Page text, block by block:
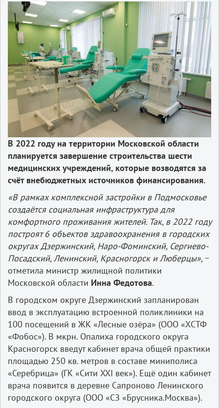
В 2022 году на территории Московской области
планируется завершение строительства шести
медицинских учреждений, которые возводятся за
счёт внебюджетных источников финансирования.
«В рамках комплексной застройки в Подмосковье
создаётся социальная инфраструктура для
комфортного проживания жителей. Так, в 2022 году
построят 6 объектов здравоохранения в городских
округах Дзержинский, Наро-Фоминский, Сергиево-
Посадский, Ленинский, Красногорск и Люберцы»,−
отметила министр жилищной политики
Московской области Инна Федотова.
В городском округе Дзержинский запланирован
ввод в эксплуатацию встроенной поликлиники на
100 посещений в ЖК «Лесные озёра» (ООО «ХСТФ
«Фобос»). В мкрн. Опалиха городского округа
Красногорск введут кабинет врача общей практики
площадью 250 кв. метров в составе миниполиса
«Серебрица» (ГК «Сити XXI век»). Ещё один кабинет
врача появится в деревне Сапроново Ленинского
городского округа (ООО «СЗ «Брусника.Москва»).